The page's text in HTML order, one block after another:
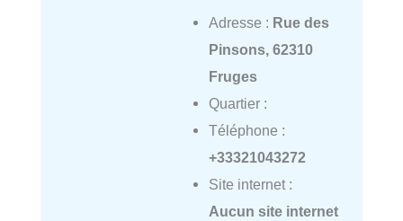
Adresse : Rue des
Pinsons, 62310
Fruges
Quartier :
Téléphone :
+33321043272
Site internet :
Aucun site internet